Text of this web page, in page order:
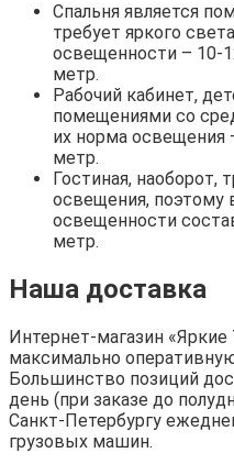
Спальня является
требует яркого
освещенности – 10-
метр.
Рабочий кабинет,
помещениями со
их норма освещения
метр.
Гостиная, наоборот,
освещения, поэтому
освещенности
метр.
Наша доставка
Интернет-магазин «Яркие
максимально
Большинство позиций
день (при заказе до
Санкт-Петербургу
грузовых машин.